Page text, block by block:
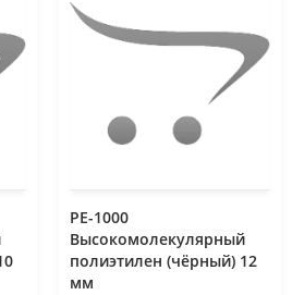
РЕ-1000
Высокомолекулярный
полиэтилен (чёрный) 12
мм